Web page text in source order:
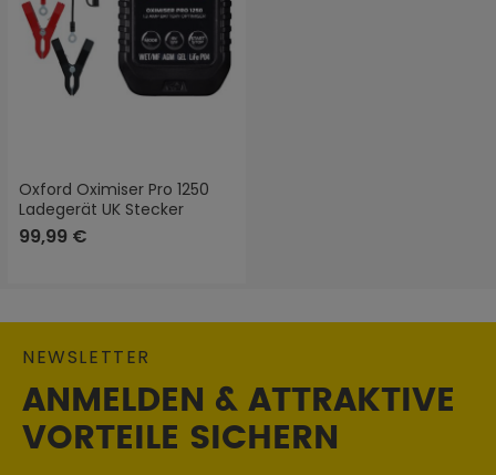
Oxford Oximiser Pro 1250
Ladegerät UK Stecker
99,99 €
NEWSLETTER
ANMELDEN & ATTRAKTIVE
VORTEILE SICHERN